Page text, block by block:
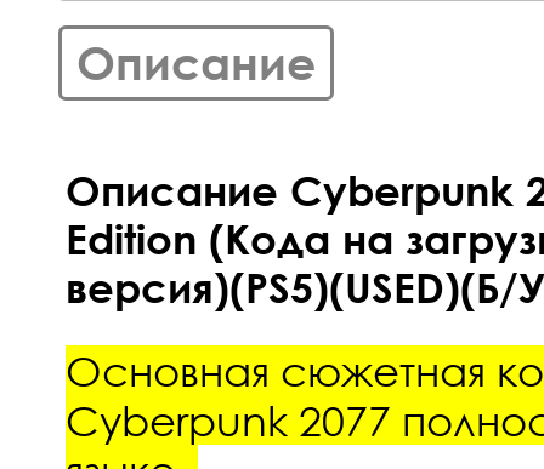
Описание
Описание Cyberpunk
Edition (Кода на
версия)(PS5)(USED)(Б/
Основная сюжетная
Cyberpunk 2077